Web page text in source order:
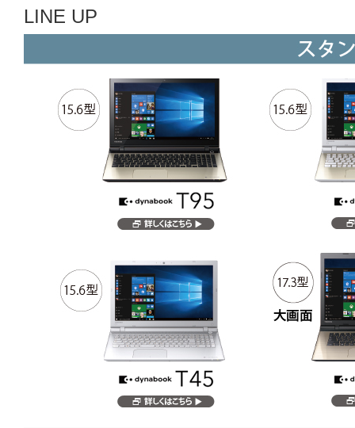
LINE UP